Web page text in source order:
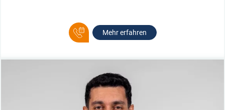
Mehr erfahren